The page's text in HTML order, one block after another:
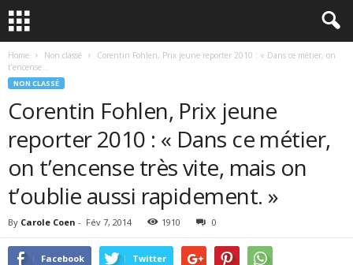
Home Non classé
Corentin Fohlen, Prix jeune reporter 2010 : « Dans ce métier, on
t’encense...
NON CLASSÉ
Corentin Fohlen, Prix jeune
reporter 2010 : « Dans ce métier,
on t’encense très vite, mais on
t’oublie aussi rapidement. »
By Carole Coen - Fév 7, 2014 1910 0
Facebook Twitter